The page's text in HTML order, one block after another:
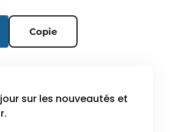
Copie
sur les nouveautés et